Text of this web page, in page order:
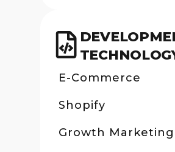
E-Commerce
Shopify
Growth Marketing